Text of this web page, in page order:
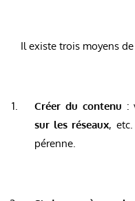
Il existe trois moyens
Créer du contenu :
sur les réseaux,
pérenne.